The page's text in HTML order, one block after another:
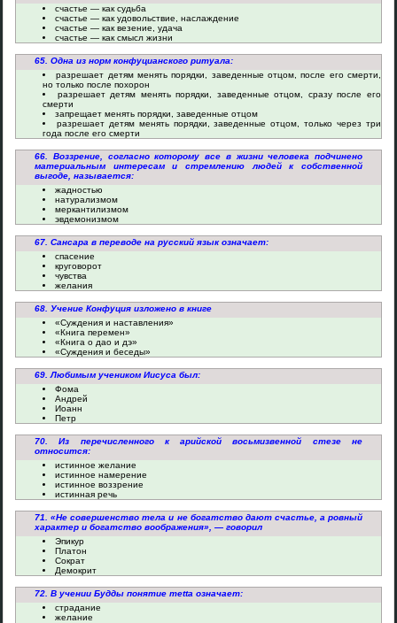
счастье — как судьба
счастье — как удовольствие, наслаждение
счастье — как везение, удача
счастье — как смысл жизни
65. Одна из норм конфуцианского ритуала:
разрешает детям менять порядки, заведенные отцом, после его смерти,
но только после похорон
разрешает детям менять порядки, заведенные отцом, сразу после его
смерти
запрещает менять порядки, заведенные отцом
разрешает детям менять порядки, заведенные отцом, только через три
года после его смерти
66. Воззрение, согласно которому все в жизни человека подчинено
материальным интересам и стремлению людей к собственной
выгоде, называется:
жадностью
натурализмом
меркантилизмом
эвдемонизмом
67. Сансара в переводе на русский язык означает:
спасение
круговорот
чувства
желания
68. Учение Конфуция изложено в книге
«Суждения и наставления»
«Книга перемен»
«Книга о дао и дэ»
«Суждения и беседы»
69. Любимым учеником Иисуса был:
Фома
Андрей
Иоанн
Петр
70. Из перечисленного к арийской восьмизвенной стезе не
относится:
истинное желание
истинное намерение
истинное воззрение
истинная речь
71. «Не совершенство тела и не богатство дают счастье, а ровный
характер и богатство воображения», — говорил
Эпикур
Платон
Сократ
Демокрит
72. В учении Будды понятие metta означает:
страдание
желание